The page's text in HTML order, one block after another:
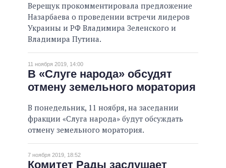
Верещук прокомментировала предложение
Назарбаева о проведении встречи лидеров
Украины и РФ Владимира Зеленского и
Владимира Путина.
11 ноября 2019, 14:00
В «Слуге народа» обсудят
отмену земельного моратория
В понедельник, 11 ноября, на заседании
фракции «Слуга народа» будут обсуждать
отмену земельного моратория.
7 ноября 2019, 18:52
Комитет Рады заслушает